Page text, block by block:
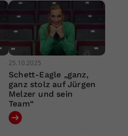
25.10.2025
Schett-Eagle „ganz,
ganz stolz auf Jürgen
Melzer und sein
Team“